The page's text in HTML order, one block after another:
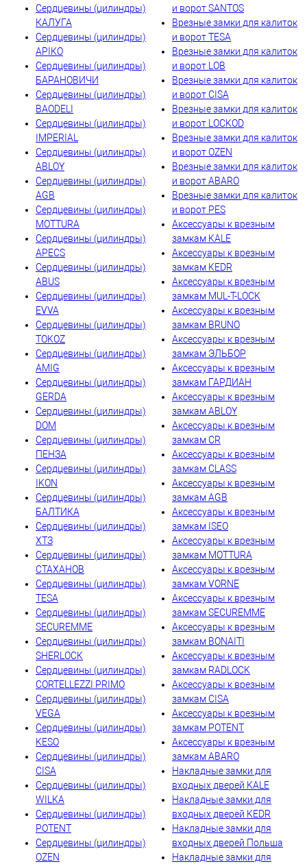
Сердцевины (цилиндры)
КАЛУГА
Сердцевины (цилиндры)
АРІКО
Сердцевины (цилиндры)
БАРАНОВИЧИ
Сердцевины (цилиндры)
BAODELI
Сердцевины (цилиндры)
IMPERIAL
Сердцевины (цилиндры)
ABLOY
Сердцевины (цилиндры)
AGB
Сердцевины (цилиндры)
MOTTURA
Сердцевины (цилиндры)
APECS
Сердцевины (цилиндры)
ABUS
Сердцевины (цилиндры)
EVVA
Сердцевины (цилиндры)
TOKOZ
Сердцевины (цилиндры)
AMIG
Сердцевины (цилиндры)
GERDA
Сердцевины (цилиндры)
DOM
Сердцевины (цилиндры)
ПЕНЗА
Сердцевины (цилиндры)
IKON
Сердцевины (цилиндры)
БАЛТИКА
Сердцевины (цилиндры)
ХТЗ
Сердцевины (цилиндры)
СТАХАНОВ
Сердцевины (цилиндры)
TESA
Сердцевины (цилиндры)
SECUREMME
Сердцевины (цилиндры)
SHERLOCK
Сердцевины (цилиндры)
CORTELLEZZI PRIMO
Сердцевины (цилиндры)
VEGA
Сердцевины (цилиндры)
KESO
Сердцевины (цилиндры)
CISA
Сердцевины (цилиндры)
WILKA
Сердцевины (цилиндры)
POTENT
Сердцевины (цилиндры)
OZEN
и ворот SANTOS
Врезные замки для калиток
и ворот TESA
Врезные замки для калиток
и ворот LOB
Врезные замки для калиток
и ворот CISA
Врезные замки для калиток
и ворот LOCKOD
Врезные замки для калиток
и ворот OZEN
Врезные замки для калиток
и ворот ABARO
Врезные замки для калиток
и ворот PES
Аксессуары к врезным
замкам KALE
Аксессуары к врезным
замкам KEDR
Аксессуары к врезным
замкам MUL-T-LOCK
Аксессуары к врезным
замкам BRUNO
Аксессуары к врезным
замкам ЭЛЬБОР
Аксессуары к врезным
замкам ГАРДИАН
Аксессуары к врезным
замкам ABLOY
Аксессуары к врезным
замкам CR
Аксессуары к врезным
замкам CLASS
Аксессуары к врезным
замкам AGB
Аксессуары к врезным
замкам ISEO
Аксессуары к врезным
замкам MOTTURA
Аксессуары к врезным
замкам VORNE
Аксессуары к врезным
замкам SECUREMME
Аксессуары к врезным
замкам BONAITI
Аксессуары к врезным
замкам RADLOCK
Аксессуары к врезным
замкам CISA
Аксессуары к врезным
замкам POTENT
Аксессуары к врезным
замкам ABARO
Накладные замки для
входных дверей KALE
Накладные замки для
входных дверей KEDR
Накладные замки для
входных дверей Польша
Накладные замки для